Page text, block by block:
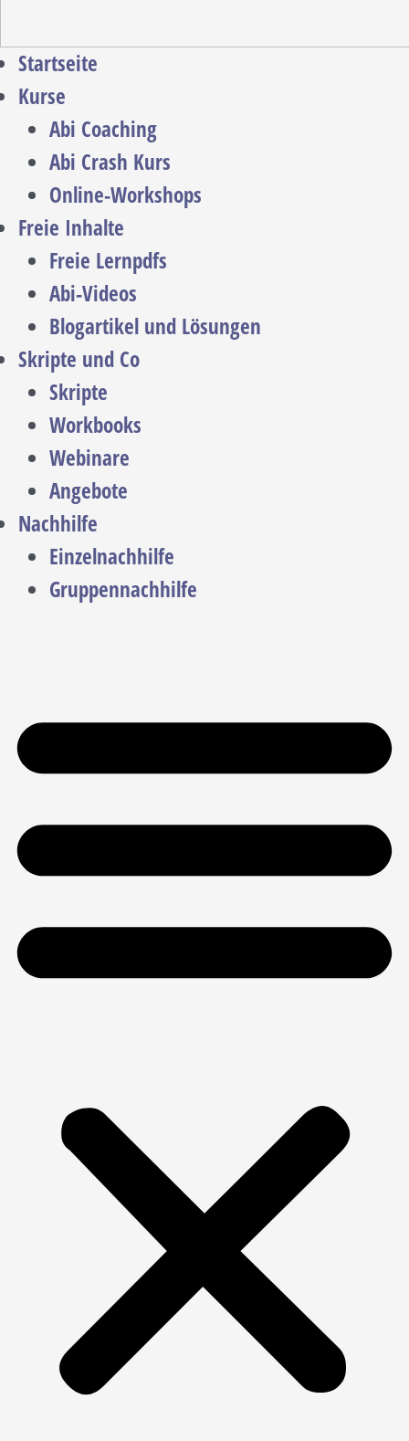
Startseite
Kurse
Abi Coaching
Abi Crash Kurs
Online-Workshops
Freie Inhalte
Freie Lernpdfs
Abi-Videos
Blogartikel und Lösungen
Skripte und Co
Skripte
Workbooks
Webinare
Angebote
Nachhilfe
Einzelnachhilfe
Gruppennachhilfe